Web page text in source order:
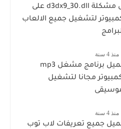
حل مشكلة d3dx9_30.dll على
لتشغيل جميع الالعاب
منذ 4 سنة
تحميل برنامج مشغل mp3
مجانا لتشغيل
منذ 4 سنة
جميع تعريفات لاب توب